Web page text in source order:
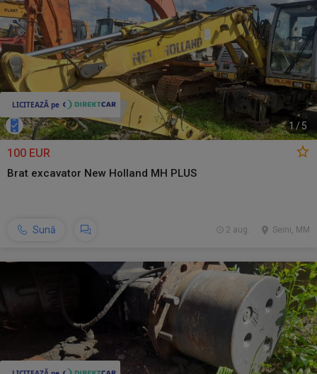
1/5
100 EUR
Brat excavator New Holland MH PLUS
Sună Seini, MM
2 aug.